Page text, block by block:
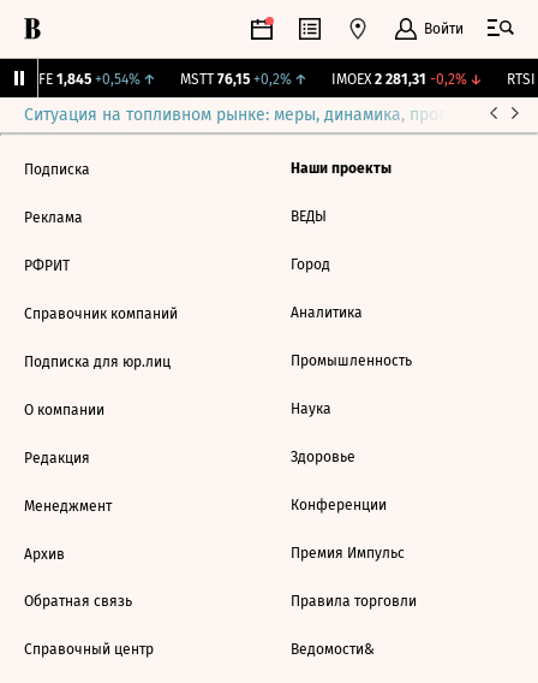
Войти
LIFE 1,845 +0,54%↑ MSTT 76,15 +0,2%↑ IMOEX 2 281,31 -0,2%↓ RTSI
Ситуация на топливном рынке: меры, динамика, прогнозы
Подписка
Реклама
РФРИТ
Справочник компаний
Подписка для юр.лиц
О компании
Редакция
Менеджмент
Архив
Обратная связь
Справочный центр
Наши проекты
ВЕДЫ
Город
Аналитика
Промышленность
Наука
Здоровье
Конференции
Премия Импульс
Правила торговли
Ведомости&